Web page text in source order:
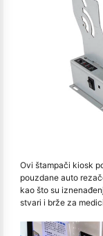
Ovi štampači kiosk
pouzdane auto
kao što su
stvari i brže za